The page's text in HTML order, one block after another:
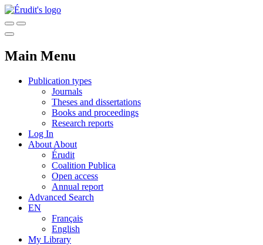
Main Menu
Publication types
Journals
Theses and dissertations
Books and proceedings
Research reports
Log In
About About
Érudit
Coalition Publica
Open access
Annual report
Advanced Search
EN
Français
English
My Library